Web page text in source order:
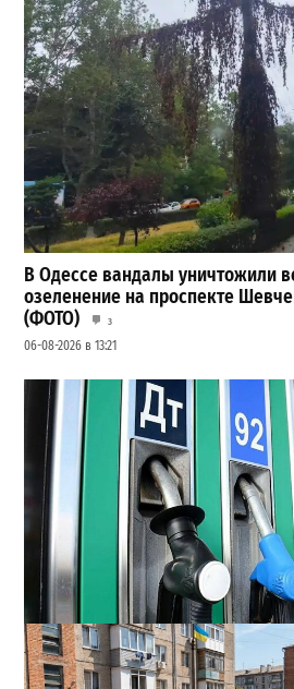
В Одессе вандалы уничтожили
озеленение на проспекте
(ФОТО)
3
06-08-2026 в 13:21
Неприятный сюрприз для
снова взлетели цены
2